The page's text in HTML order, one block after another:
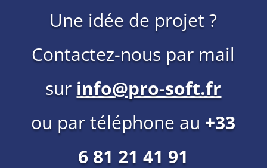
Une idée de projet ?
Contactez-nous par mail
sur info@pro-soft.fr
ou par téléphone au +33
6 81 21 41 91